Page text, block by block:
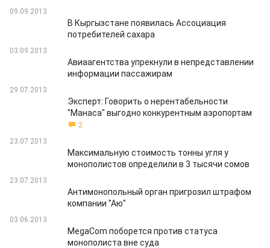
09.09.2013
В Кыргызстане появилась Ассоциация
потребителей сахара
03.09.2013
Авиаагентства упрекнули в непредставлении
информации пассажирам
29.07.2013
Эксперт: Говорить о нерентабельности
"Манаса" выгодно конкурентным аэропортам
2
23.07.2013
Максимальную стоимость тонны угля у
монополистов определили в 3 тысячи сомов
23.07.2013
Антимонопольный орган пригрозил штрафом
компании "Аю"
03.06.2013
MegaCom поборется против статуса
монополиста вне суда